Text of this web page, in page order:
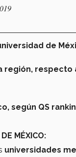
de
región, respecto
MÉXICO:
universidades